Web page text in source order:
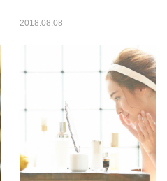
2018.08.08